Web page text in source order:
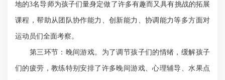
地的3名导师为孩子们量身定做了许多有趣而又具有挑战的拓展
课程，帮助从团队协作能力、创新能力、协调能力等多方面对
运动员们全面考察。
第三环节：晚间游戏。为了调节孩子们的情绪，缓解孩子
们的疲劳，教练特别安排了许多晚间游戏、心理辅导、水果点